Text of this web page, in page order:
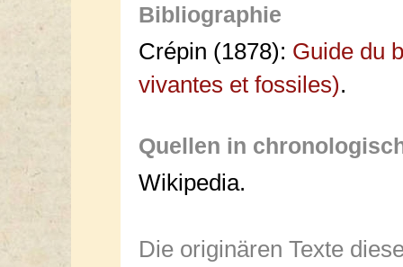
Bibliographie
Crépin (1878): Guide du
vivantes et fossiles).
Quellen in
Wikipedia.
Die originären Texte